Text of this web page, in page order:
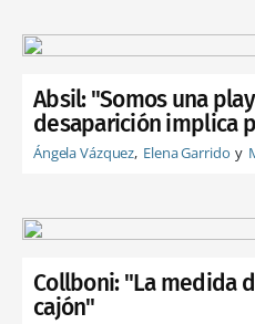
Absil: "Somos una
desaparición implica
Ángela Vázquez Elena Garrido
Collboni: "La medida
cajón"